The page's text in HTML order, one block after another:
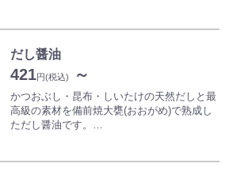
発揮します。
ぜひ一度ご賞味ください。
3倍に薄めて天つゆ、そばつゆに
3倍以上に薄めればそうめんつゆや冷やしう
どんに
お好みで調節してお使いいただけます。
だし醤油
421円(税込) ～
かつおぶし・昆布・しいたけの天然だしと最
高級の素材を備前焼大甕(おおがめ)で熟成し
ただし醤油です。